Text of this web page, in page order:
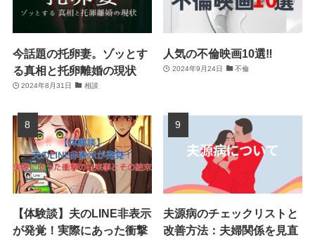
今話題の托卵妻。ゾッとす
る真相と托卵離婚の現状
2024年8月31日 相談
人気の不倫映画10選‼
2024年9月24日 不倫
【体験談】夫のLINE非表示
が発覚！実際にあった衝撃
夫源病のチェックリストと
改善方法：夫婦関係を見直